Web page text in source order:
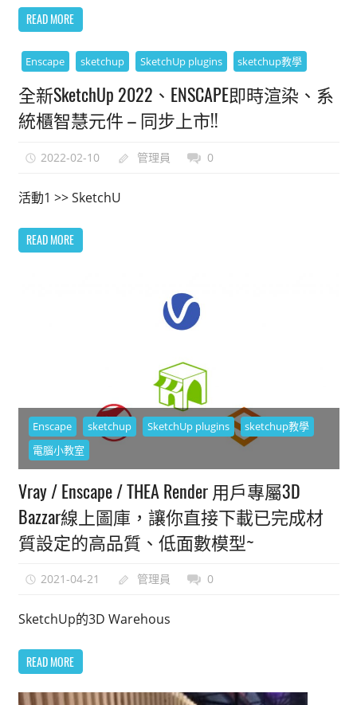
READ MORE
Enscape sketchup SketchUp plugins sketchup教學
全新SketchUp 2022、ENSCAPE即時渲染、系
統櫃智慧元件 – 同步上市!!
2022-02-10 管理員 0
活動1 >> SketchU
READ MORE
Enscape sketchup SketchUp plugins
sketchup教學
電腦小教室
Vray / Enscape / THEA Render 用戶專屬3D
Bazzar線上圖庫，讓你直接下載已完成材
質設定的高品質、低面數模型~
2021-04-21 管理員 0
SketchUp的3D Warehous
READ MORE